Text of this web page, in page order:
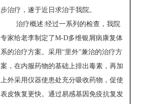
步治疗，遂于近日求治于我院。
治疗概述:经过一系列的检查，我院
专家给老李制定了M-D多维银屑病康复体
系的治疗方案。采用“里外”兼治的治疗方
案，在内服药物的基础上排出毒素，再加
上外采用仪器使患处充分吸收药物，促使
表皮恢复更快。通过易感基因免疫抗复发